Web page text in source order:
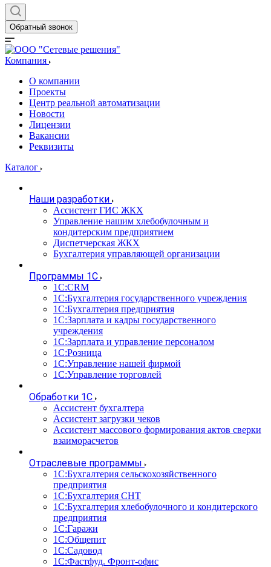
Обратный звонок
Компания
О компании
Проекты
Центр реальной автоматизации
Новости
Лицензии
Вакансии
Реквизиты
Каталог
Наши разработки
Ассистент ГИС ЖКХ
Управление нашим хлебобулочным и
кондитерским предприятием
Диспетчерская ЖКХ
Бухгалтерия управляющей организации
Программы 1С
1С:CRM
1С:Бухгалтерия государственного учреждения
1С:Бухгалтерия предприятия
1С:Зарплата и кадры государственного
учреждения
1С:Зарплата и управление персоналом
1С:Розница
1С:Управление нашей фирмой
1С:Управление торговлей
Обработки 1С
Ассистент бухгалтера
Ассистент загрузки чеков
Ассистент массового формирования актов сверки
взаиморасчетов
Отраслевые программы
1С:Бухгалтерия сельскохозяйственного
предприятия
1С:Бухгалтерия СНТ
1С:Бухгалтерия хлебобулочного и кондитерского
предприятия
1С:Гаражи
1С:Общепит
1С:Садовод
1С:Фастфуд. Фронт-офис